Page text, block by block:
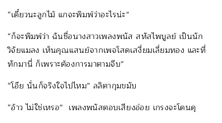
“เดี๋ยวนะลูกไม้ แกจะพิมพ์ว่าอะไรน่ะ”
“ก็จะพิมพ์ว่า ฉันชื่อนางสาวเพลงพนัส สหัสไพบูลย์ เป็นนัก
วิจัยแมลง เห็นคุณแสนย์จากเพจโสดเสงี่ยมเลี่ยมทอง และที่
ทักมานี่ ก็เพราะต้องการมาตามจีบ”
“โอ๊ย นั่นก็จริงใจไปไหม” ลลิตากุมขมับ
“อ้าว ไม่ใช่เหรอ” เพลงพนัสตอบเสียงอ่อย เกรงจะโดนดุ